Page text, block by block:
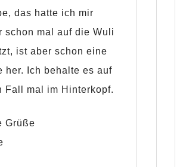
das hatte ich mir
schon mal auf die Wuli
ist aber schon eine
her. Ich behalte es auf
Fall mal im Hinterkopf.
Grüße